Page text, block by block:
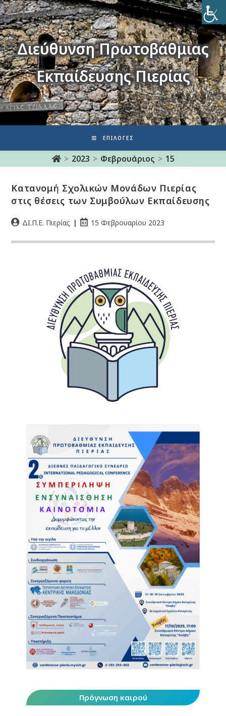
Διεύθυνση Πρωτοβάθμιας
Εκπαίδευσης Πιερίας
ΕΠΙΛΟΓΈΣ
> 2023 > Φεβρουάριος > 15
Κατανομή Σχολικών Μονάδων Πιερίας
στις θέσεις των Συμβούλων Εκπαίδευσης
ΔΙ.Π.Ε. Πιερίας 15 Φεβρουαρίου 2023
Πρόγνωση καιρού